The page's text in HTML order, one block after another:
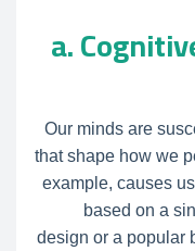
a.
Our minds are
that shape how we
example, causes
based on a
design or a popular